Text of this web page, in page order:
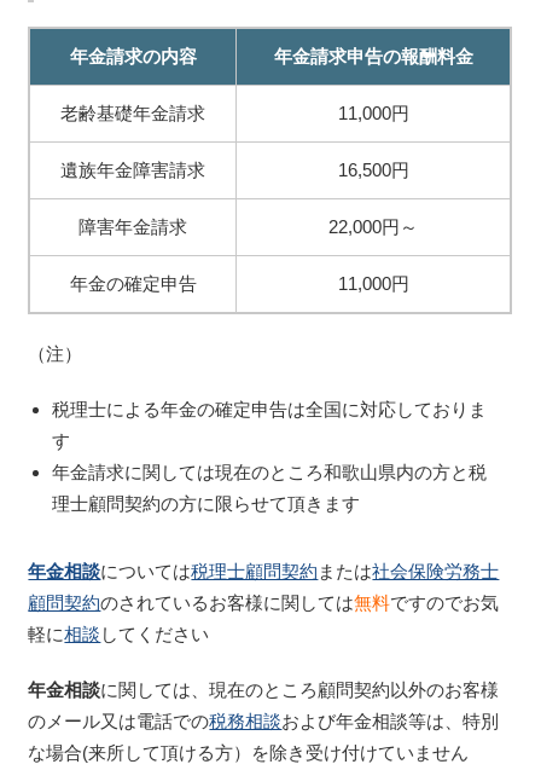
年金請求の内容 年金請求申告の報酬料金
老齢基礎年金請求 11,000円
遺族年金障害請求 16,500円
障害年金請求 22,000円～
年金の確定申告 11,000円
（注）
税理士による年金の確定申告は全国に対応しておりま
す
年金請求に関しては現在のところ和歌山県内の方と税
理士顧問契約の方に限らせて頂きます
年金相談については税理士顧問契約 または社会保険労務士
顧問契約のされているお客様に関しては無料ですのでお気
軽に相談 してください
年金相談に関しては、現在のところ顧問契約以外のお客様
のメール又は電話での税務相談および年金相談等は、特別
な場合(来所して頂ける方）を除き受け付けていません